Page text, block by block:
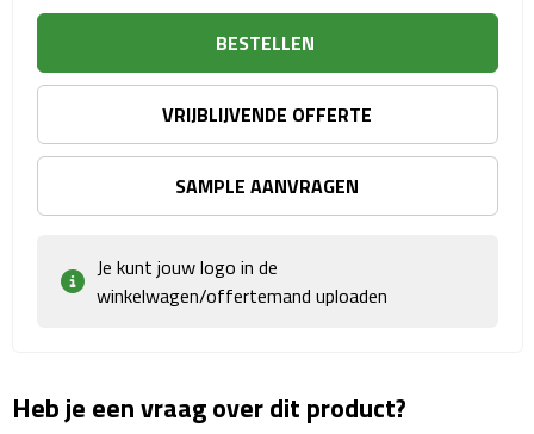
IJskrabbers
Parkeerschijven
Rijbewijs- & kentekenhoezen
USB autoladers
BESTELLEN
VRIJBLIJVENDE OFFERTE
SAMPLE AANVRAGEN
Je kunt jouw logo in de
winkelwagen/offertemand uploaden
Heb je een vraag over dit product?